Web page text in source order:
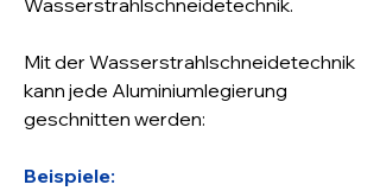
Wasserstrahlschneidetechnik.
Mit der Wasserstrahlschneidetechnik
kann jede Aluminiumlegierung
geschnitten werden:
Beispiele: